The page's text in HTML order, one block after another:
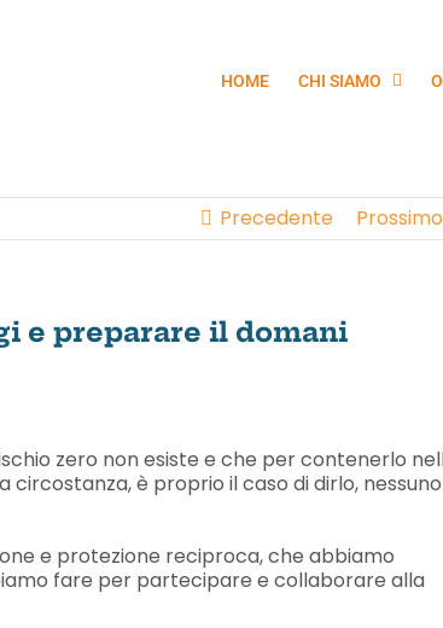
HOME CHI SIAMO
Precedente Prossimo
e preparare il domani
zero non esiste e che per contenerlo
è proprio il caso di dirlo,
e protezione reciproca, che abbiamo
fare per partecipare e collaborare alla